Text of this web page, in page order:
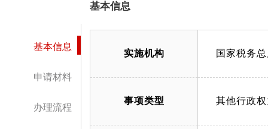
基本信息
申请材料
办理流程
基本信息
实施机构 国家税务
事项类型 其他行政